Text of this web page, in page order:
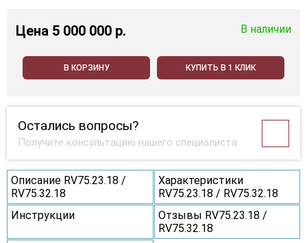
Цена 5 000 000 p. В наличии
В КОРЗИНУ КУПИТЬ В 1 КЛИК
Остались вопросы?
Получите консультацию нашего специалиста
Описание RV75.23.18 /
RV75.32.18
Характеристики
RV75.23.18 / RV75.32.18
Инструкции
Отзывы RV75.23.18 /
RV75.32.18